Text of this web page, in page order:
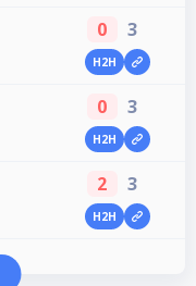
0 3
H2H
0 3
H2H
2 3
H2H